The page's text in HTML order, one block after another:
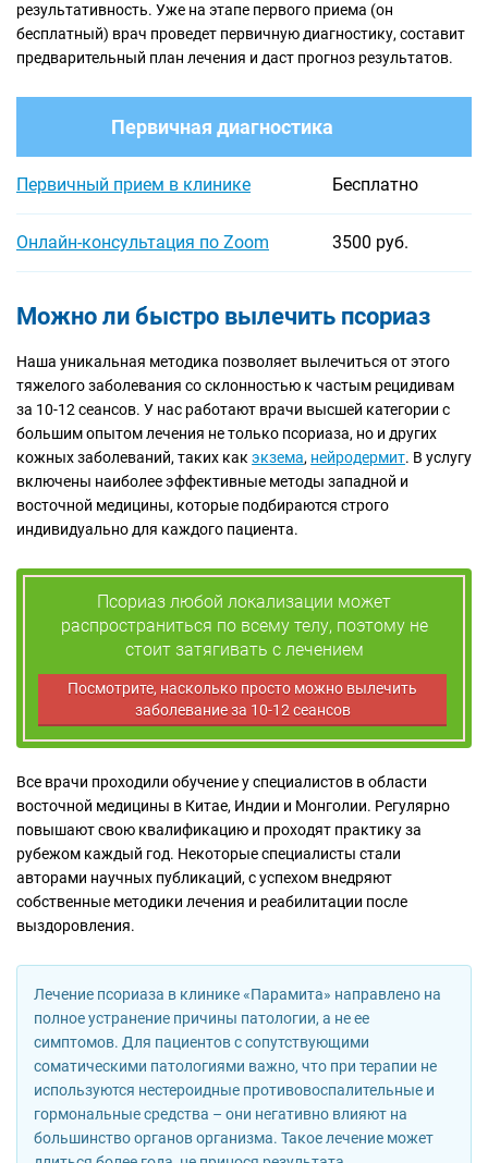
результативность. Уже на этапе первого приема (он
бесплатный) врач проведет первичную диагностику, составит
предварительный план лечения и даст прогноз результатов.
Первичная диагностика
Первичный прием в клинике Бесплатно
Онлайн-консультация по Zoom 3500 руб.
Можно ли быстро вылечить псориаз
Наша уникальная методика позволяет вылечиться от этого
тяжелого заболевания со склонностью к частым рецидивам
за 10-12 сеансов. У нас работают врачи высшей категории с
большим опытом лечения не только псориаза, но и других
кожных заболеваний, таких какэкзема, нейродермит. В услугу
включены наиболее эффективные методы западной и
восточной медицины, которые подбираются строго
индивидуально для каждого пациента.
Псориаз любой локализации может
распространиться по всему телу, поэтому не
стоит затягивать с лечением
Посмотрите, насколько просто можно вылечить
заболевание за 10-12 сеансов
Все врачи проходили обучение у специалистов в области
восточной медицины в Китае, Индии и Монголии. Регулярно
повышают свою квалификацию и проходят практику за
рубежом каждый год. Некоторые специалисты стали
авторами научных публикаций, с успехом внедряют
собственные методики лечения и реабилитации после
выздоровления.
Лечение псориаза в клинике «Парамита» направлено на
полное устранение причины патологии, а не ее
симптомов. Для пациентов с сопутствующими
соматическими патологиями важно, что при терапии не
используются нестероидные противовоспалительные и
гормональные средства – они негативно влияют на
большинство органов организма. Такое лечение может